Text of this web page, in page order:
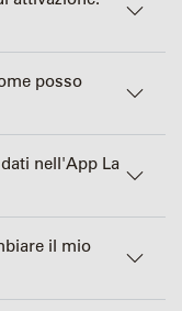
posso
nell'App La
il mio